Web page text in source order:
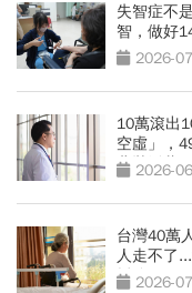
失智症不
智，做好
2026-
10萬滾出
空虛」，
悲壯活著
2026-
台灣40萬
人走不了
插管2026-